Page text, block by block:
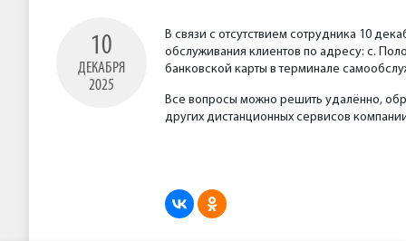
10
ДЕКАБРЯ
2025
В связи с отсутствием сотрудника 10
обслуживания клиентов по адресу: с.
банковской карты в терминале
Все вопросы можно решить удалённо,
других дистанционных сервисов